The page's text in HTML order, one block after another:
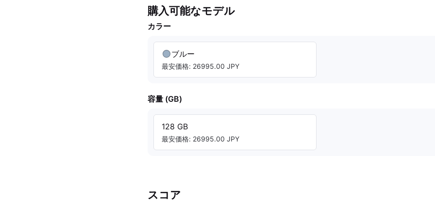
購入可能なモデル
カラー
ブルー
最安価格: 26995.00 JPY
容量 (GB)
128 GB
最安価格: 26995.00 JPY
スコア